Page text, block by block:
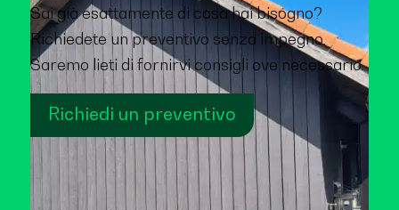
Sai già esattamente di cosa hai bisogno?
Richiedete un preventivo senza impegno.
Saremo lieti di fornirvi consigli ove necessario.
Richiedi un preventivo